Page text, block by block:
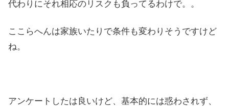
代わりにそれ相応のリスクも負ってるわけで。。
ここらへんは家族いたりで条件も変わりそうですけど
ね。
アンケートしたは良いけど、基本的には惑わされず、